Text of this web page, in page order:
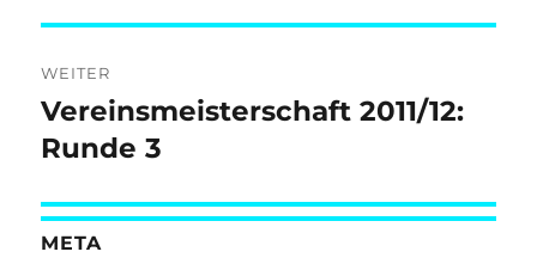
WEITER
Nächster
Beitrag:
Vereinsmeisterschaft 2011/12:
Runde 3
META